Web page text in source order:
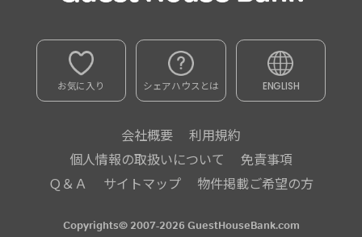
お気に入り シェアハウスとは ENGLISH
会社概要
利用規約
個人情報の取扱いについて
免責事項
Ｑ＆Ａ
サイトマップ 物件掲載ご希望の方
Copyrights© 2007-2026 GuestHouseBank.com